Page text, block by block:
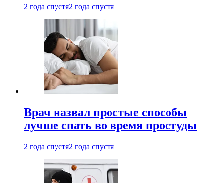
2 года спустя2 года спустя
Врач назвал простые способы
лучше спать во время простуды
2 года спустя2 года спустя